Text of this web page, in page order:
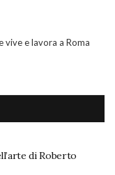
vive e lavora a Roma
di Roberto